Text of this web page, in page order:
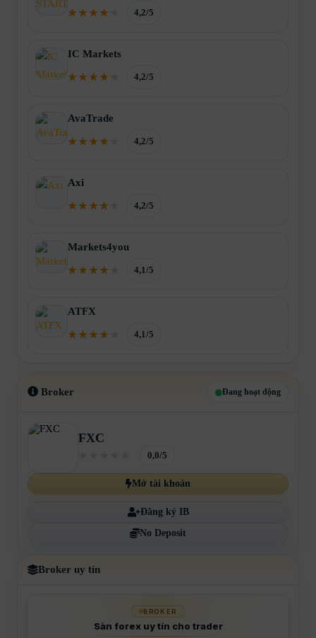
4,2/5
IC Markets
4,2/5
AvaTrade
4,2/5
Axi
4,2/5
Markets4you
4,1/5
ATFX
4,1/5
Broker Đang hoạt động
FXC
0,0/5
Mở tài khoản
Đăng ký IB
No Deposit
Broker uy tín
BROKER
Sàn forex uy tín cho trader